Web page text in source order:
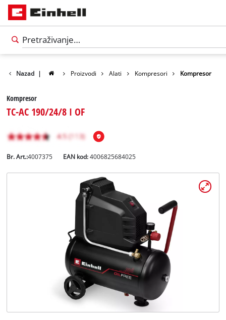
Nazad | Proizvodi Alati Kompresori Kompresor
Kompresor
TC-AC 190/24/8 I OF
Br. Art.:4007375 EAN kod:4006825684025